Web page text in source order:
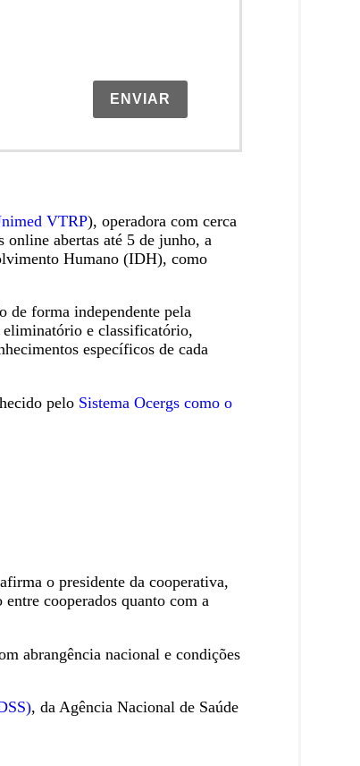
ENVIAR
VTRP), operadora com cerca
online abertas até 5 de junho, a
Humano (IDH), como
de forma independente pela
eliminatório e classificatório,
específicos de cada
pelo Sistema Ocergs como o
o presidente da cooperativa,
cooperados quanto com a
abrangência nacional e condições
, da Agência Nacional de Saúde